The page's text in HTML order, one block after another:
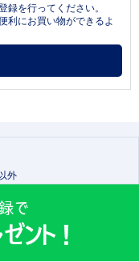
録を行ってください。
利にお買い物ができるよ
外